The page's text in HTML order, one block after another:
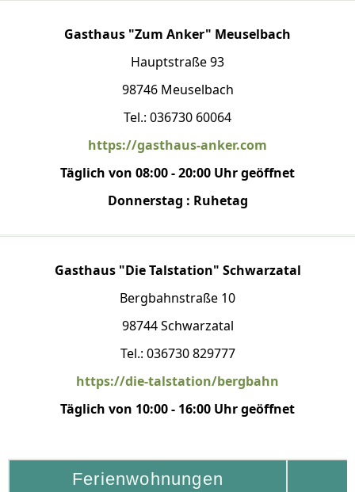
Gasthaus "Zum Anker" Meuselbach
Hauptstraße 93
98746 Meuselbach
Tel.: 036730 60064
https://gasthaus-anker.com
Täglich von 08:00 - 20:00 Uhr geöffnet
Donnerstag : Ruhetag
Gasthaus "Die Talstation" Schwarzatal
Bergbahnstraße 10
98744 Schwarzatal
Tel.: 036730 829777
https://die-talstation/bergbahn
Täglich von 10:00 - 16:00 Uhr geöffnet
Ferienwohnungen